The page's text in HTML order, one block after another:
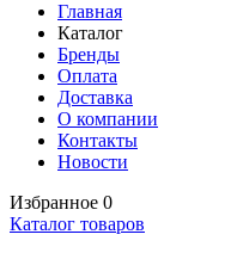
Главная
Каталог
Бренды
Оплата
Доставка
О компании
Контакты
Новости
Избранное 0
Каталог товаров